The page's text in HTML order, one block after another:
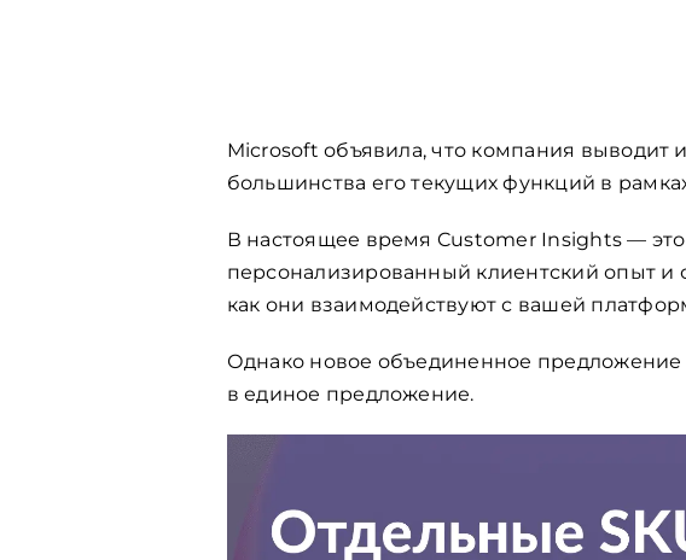
Microsoft объявила, что компания выводит
большинства его текущих функций в
В настоящее время Customer Insights — это
персонализированный клиентский опыт и
как они взаимодействуют с вашей
Однако новое объединенное
в единое предложение.